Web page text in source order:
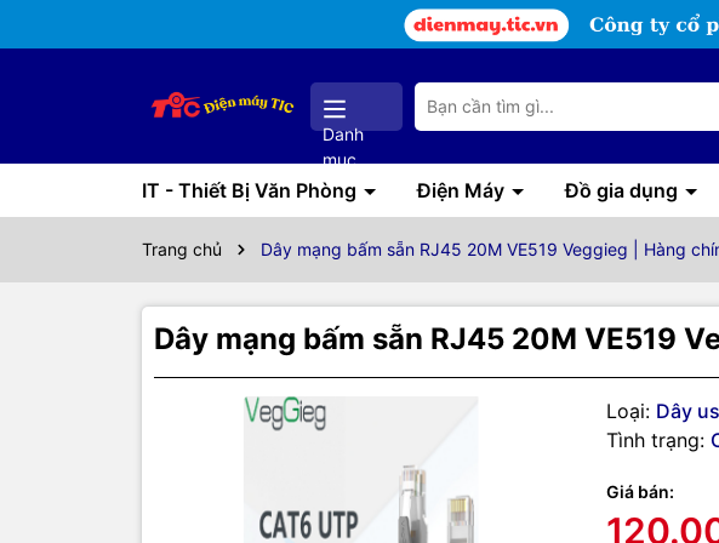
Danh
mục
IT - Thiết Bị Văn Phòng Điện Máy Đồ gia dụng
Trang chủ Dây mạng bấm sẵn RJ45 20M VE519 Veggieg | Hàng
Dây mạng bấm sẵn RJ45 20M VE519
Loại: Dây
Tình trạng:
Giá bán:
Thông tin sản